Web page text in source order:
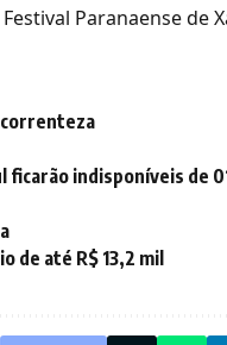
Paranaense de
correnteza
indisponíveis de
de até R$ 13,2 mil